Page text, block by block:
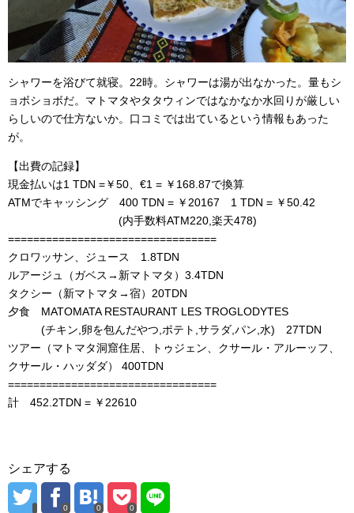
シャワーを浴びて就寝。22時。シャワーは湯が出なかった。量もシ
ョボショボだ。マトマタやタタウィンではなかなか水回りが厳しい
らしいので仕方ないか。口コミでは出ているという情報もあった
が。
【出費の記録】
現金払いは1 TDN =￥50、€1 = ￥168.87で換算
ATMでキャッシング 400 TDN = ￥20167 1 TDN = ￥50.42
(内手数料ATM220,楽天478)
=================================
クロワッサン、ジュース 1.8TDN
ルアージュ（ガベス→新マトマタ）3.4TDN
タクシー（新マトマタ→宿）20TDN
夕食 MATOMATA RESTAURANT LES TROGLODYTES
(チキン,卵を包んだやつ,ポテト,サラダ,パン,水) 27TDN
ツアー（マトマタ洞窟住居、トゥジェン、クサール・アルーッフ、
クサール・ハッダダ） 400TDN
=================================
計 452.2TDN = ￥22610
シェアする
0 0 0